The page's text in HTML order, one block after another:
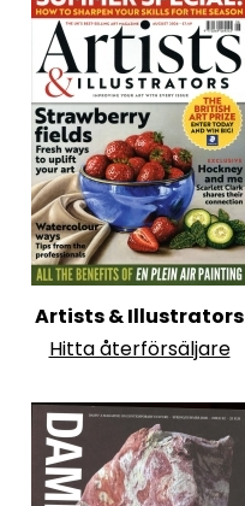
Artists & Illustrators
Hitta återförsäljare